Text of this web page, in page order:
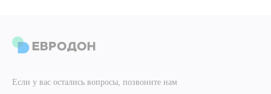
Я даю согласие наобработку персональных данных
Если у вас остались вопросы, позвоните нам